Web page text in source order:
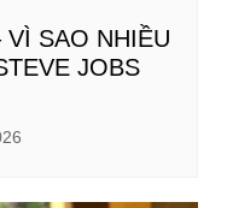
SAO NHIỀU
JOBS